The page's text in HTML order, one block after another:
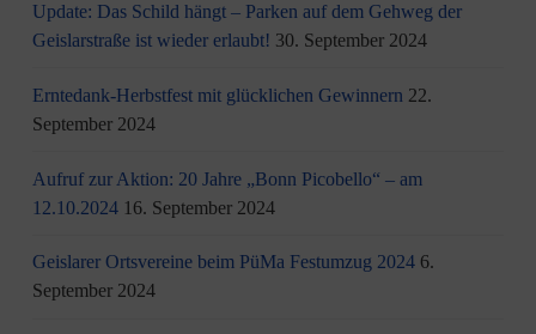
Update: Das Schild hängt – Parken auf dem Gehweg der
Geislarstraße ist wieder erlaubt! 30. September 2024
Erntedank-Herbstfest mit glücklichen Gewinnern 22.
September 2024
Aufruf zur Aktion: 20 Jahre „Bonn Picobello“ – am
12.10.2024 16. September 2024
Geislarer Ortsvereine beim PüMa Festumzug 2024 6.
September 2024